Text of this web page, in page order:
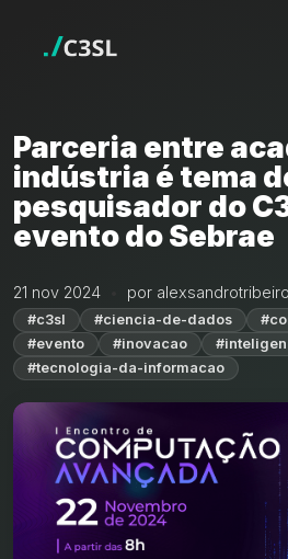
Parceria entre
indústria é tema
pesquisador do
evento do Sebrae
21 nov 2024 por alexsandrotribeiro
#c3sl #ciencia-de-dados
#evento
#inovacao
#tecnologia-da-informacao